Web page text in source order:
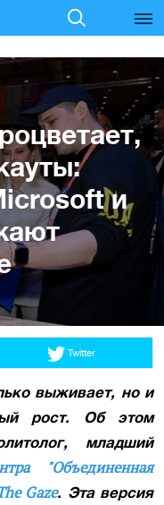
и
Twitter
выживает, но и
рост. Об этом
младший
"Объединенная
Gaze. Эта версия